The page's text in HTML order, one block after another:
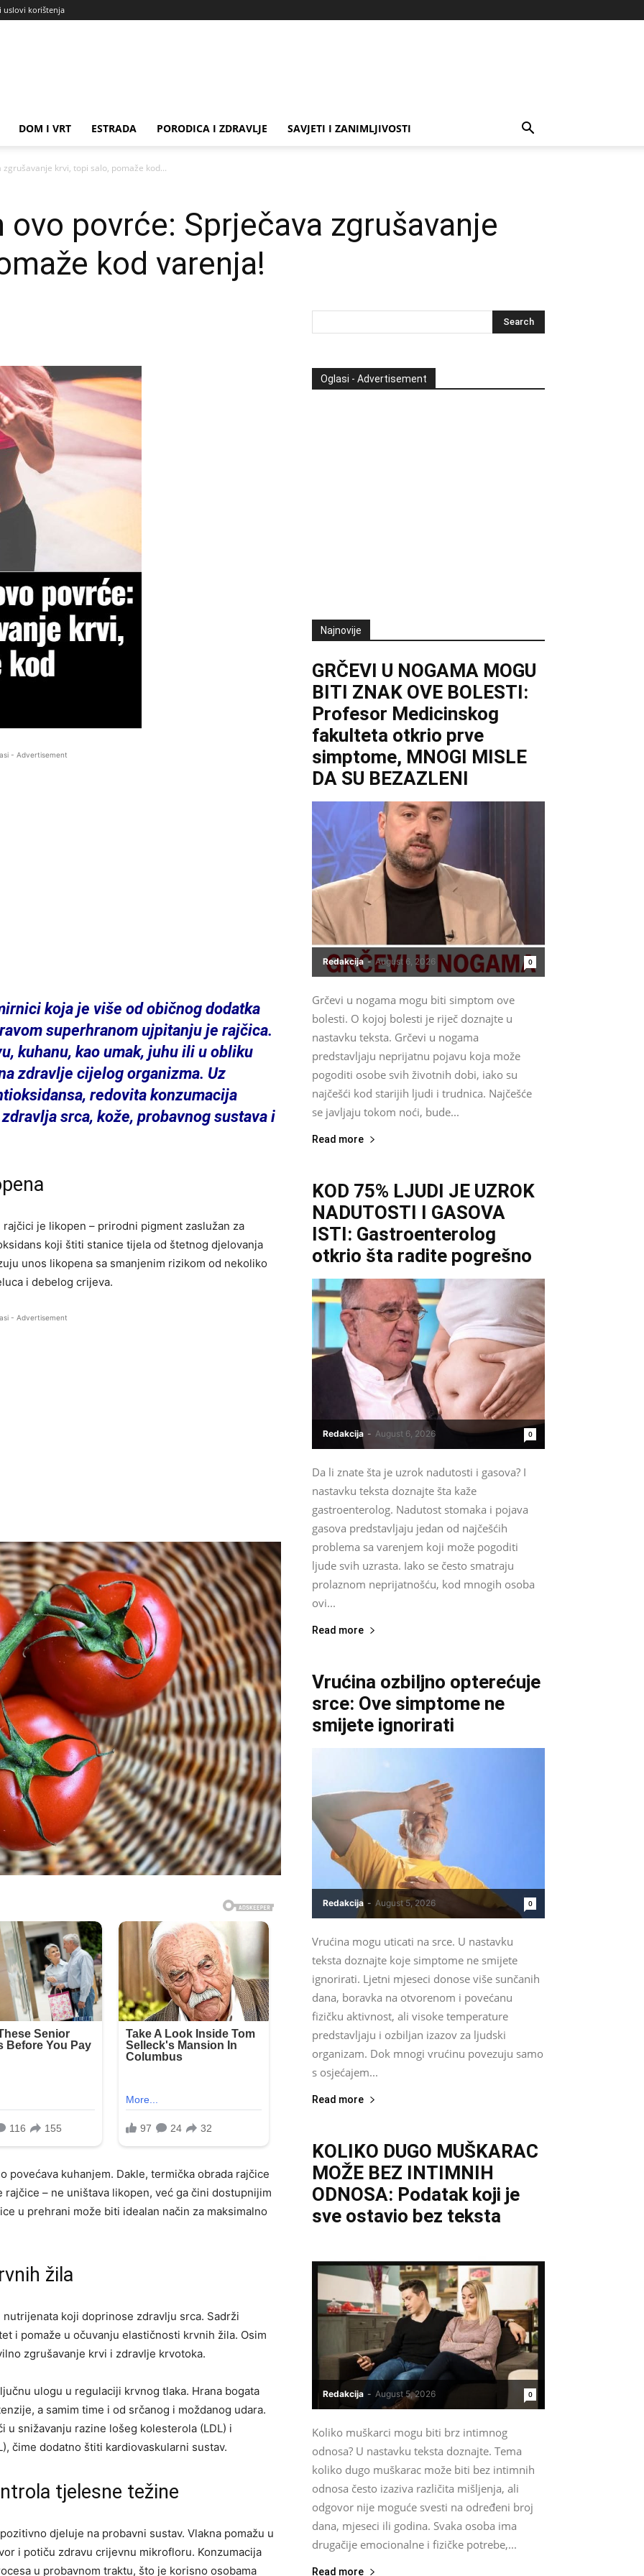
uslovi korištenja
DOM I VRT ESTRADA PORODICA I ZDRAVLJE SAVJETI I ZANIMLJIVOSTI
krvi, topi salo, pomaže kod...
povrće: Sprječava zgrušavanje
kod varenja!
- Advertisement
koja je više od običnog dodatka
superhranom ujpitanju je rajčica.
kuhanu, kao umak, juhu ili u obliku
zdravlje cijelog organizma. Uz
redovita konzumacija
srca, kože, probavnog sustava i
je likopen – prirodni pigment zaslužan za
koji štiti stanice tijela od štetnog djelovanja
unos likopena sa smanjenim rizikom od nekoliko
i debelog crijeva.
- Advertisement
povećava kuhanjem. Dakle, termička obrada rajčice
– ne uništava likopen, već ga čini dostupnijim
u prehrani može biti idealan način za maksimalno
žila
koji doprinose zdravlju srca. Sadrži
i pomaže u očuvanju elastičnosti krvnih žila. Osim
zgrušavanje krvi i zdravlje krvotoka.
ulogu u regulaciji krvnog tlaka. Hrana bogata
a samim time i od srčanog i moždanog udara.
u snižavanju razine lošeg kolesterola (LDL) i
čime dodatno štiti kardiovaskularni sustav.
tjelesne težine
djeluje na probavni sustav. Vlakna pomažu u
i potiču zdravu crijevnu mikrofloru. Konzumacija
u probavnom traktu, što je korisno osobama
Oglasi - Advertisement
Najnovije
GRČEVI U NOGAMA MOGU
BITI ZNAK OVE BOLESTI:
Profesor Medicinskog
fakulteta otkrio prve
simptome, MNOGI MISLE
DA SU BEZAZLENI
Redakcija - August 6, 2026 0
Grčevi u nogama mogu biti simptom ove
bolesti. O kojoj bolesti je riječ doznajte u
nastavku teksta. Grčevi u nogama
predstavljaju neprijatnu pojavu koja može
pogoditi osobe svih životnih dobi, iako su
najčešći kod starijih ljudi i trudnica. Najčešće
se javljaju tokom noći, bude...
Read more
KOD 75% LJUDI JE UZROK
NADUTOSTI I GASOVA
ISTI: Gastroenterolog
otkrio šta radite pogrešno
Redakcija - August 6, 2026 0
Da li znate šta je uzrok nadutosti i gasova? I
nastavku teksta doznajte šta kaže
gastroenterolog. Nadutost stomaka i pojava
gasova predstavljaju jedan od najčešćih
problema sa varenjem koji može pogoditi
ljude svih uzrasta. Iako se često smatraju
prolaznom neprijatnošću, kod mnogih osoba
ovi...
Read more
Vrućina ozbiljno opterećuje
srce: Ove simptome ne
smijete ignorirati
Redakcija - August 5, 2026 0
Vrućina mogu uticati na srce. U nastavku
teksta doznajte koje simptome ne smijete
ignorirati. Ljetni mjeseci donose više sunčanih
dana, boravka na otvorenom i povećanu
fizičku aktivnost, ali visoke temperature
predstavljaju i ozbiljan izazov za ljudski
organizam. Dok mnogi vrućinu povezuju samo
s osjećajem...
Read more
KOLIKO DUGO MUŠKARAC
MOŽE BEZ INTIMNIH
ODNOSA: Podatak koji je
sve ostavio bez teksta
Redakcija - August 5, 2026 0
Koliko muškarci mogu biti brz intimnog
odnosa? U nastavku teksta doznajte. Tema
koliko dugo muškarac može biti bez intimnih
odnosa često izaziva različita mišljenja, ali
odgovor nije moguće svesti na određeni broj
dana, mjeseci ili godina. Svaka osoba ima
drugačije emocionalne i fizičke potrebe,...
Read more